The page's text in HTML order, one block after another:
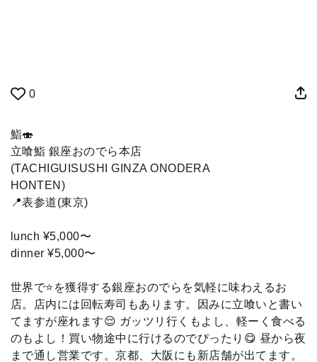
0
鮨🍣
立喰鮨 銀座おのでら本店
(TACHIGUISUSHI GINZA ONODERA
HONTEN)
📍表参道(東京)
lunch ¥5,000〜
dinner ¥5,000〜
世界で⭐️を獲得する銀座おのでらを気軽に味わえるお
店。店内には回転寿司もあります。因みに立喰いと書い
てますが座れます😌 ガッツリ行くもよし、軽ーく食べる
のもよし！買い物途中に行けるのでぴったり😋 昼から夜
まで通し営業です。京都、大阪にも新店舗が出てます。